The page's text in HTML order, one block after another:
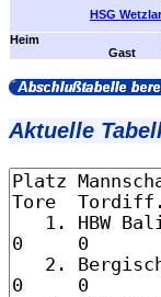
HSG Wetzlar
Heim
Gast
Aktuelle